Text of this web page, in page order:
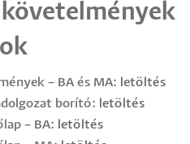
– BA és MA: letöltés
borító:
letöltés
– BA: letöltés